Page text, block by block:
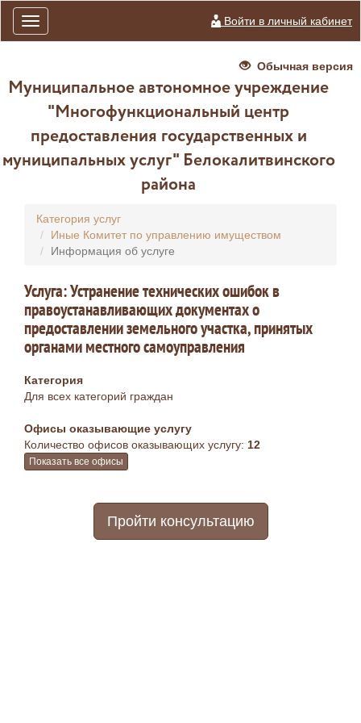
Toggle
navigation
Войти в личный кабинет
Обычная версия
Муниципальное автономное учреждение
"Многофункциональный центр
предоставления государственных и
муниципальных услуг" Белокалитвинского
района
Категория услуг
Иные Комитет по управлению имуществом
Информация об услуге
Услуга: Устранение технических ошибок в
правоустанавливающих документах о
предоставлении земельного участка, принятых
органами местного самоуправления
Категория
Для всех категорий граждан
Офисы оказывающие услугу
Количество офисов оказывающих услугу: 12
Показать все офисы
Пройти консультацию